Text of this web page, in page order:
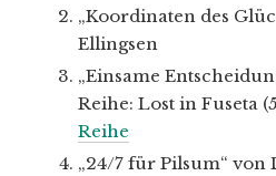
„Koordinaten des
Ellingsen
„Einsame
Reihe: Lost in Fuseta
Reihe
„24/7 für Pilsum“